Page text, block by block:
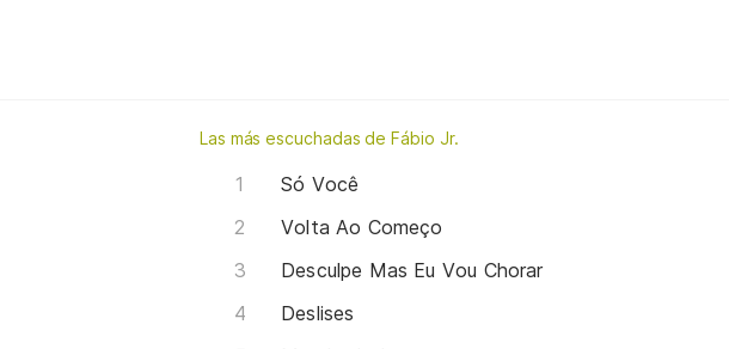
Las más escuchadas de Fábio Jr.
Só Você
Volta Ao Começo
Desculpe Mas Eu Vou Chorar
Deslises